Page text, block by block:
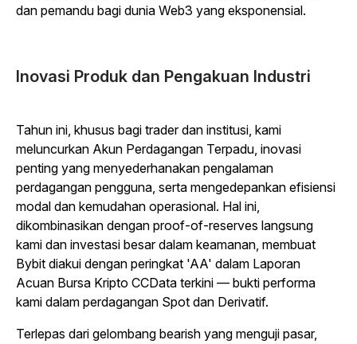
dan pemandu bagi dunia Web3 yang eksponensial.
Inovasi Produk dan Pengakuan Industri
Tahun ini, khusus bagi traderdan institusi, kami
meluncurkan Akun Perdagangan Terpadu, inovasi
penting yang menyederhanakan pengalaman
perdagangan pengguna, serta mengedepankan efisiensi
modal dan kemudahan operasional. Hal ini,
dikombinasikan dengan proof-of-reserves langsung
kami dan investasi besar dalam keamanan, membuat
Bybit diakui dengan peringkat 'AA' dalam Laporan
Acuan Bursa Kripto CCData terkini — bukti performa
kami dalam perdagangan Spot dan Derivatif.
Terlepas dari gelombang bearish yang menguji pasar,